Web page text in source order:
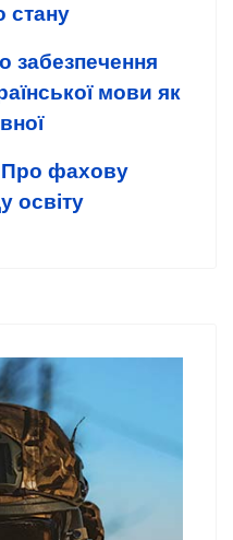
стану
забезпечення
мови як
Про фахову
освіту